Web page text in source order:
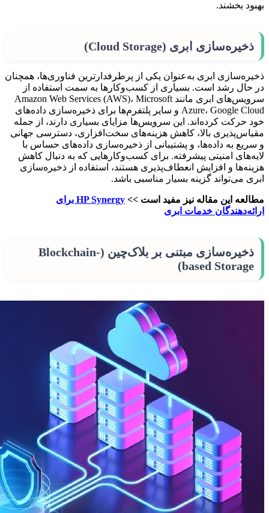
بهبود بخشند.
ذخیره‌سازی ابری (Cloud Storage)
ذخیره‌سازی ابری به‌عنوان یکی از پرطرفدارترین فناوری‌ها، همچنان
در حال رشد است. بسیاری از کسب‌وکارها به سمت استفاده از
سرویس‌های ابری مانند Amazon Web Services (AWS)، Microsoft
Azure، Google Cloud و سایر پلتفرم‌ها برای ذخیره‌سازی داده‌های
خود حرکت کرده‌اند. این سرویس‌ها مزایای بسیاری دارند، از جمله
مقیاس‌پذیری بالا، کاهش هزینه‌های سخت‌افزاری، دسترسی جهانی
و سریع به داده‌ها، و پشتیبانی از ذخیره‌سازی داده‌های حساس با
لایه‌های امنیتی پیشرفته. برای کسب‌وکارهایی که به دنبال کاهش
هزینه‌ها و افزایش انعطاف‌پذیری هستند، استفاده از ذخیره‌سازی
ابری می‌تواند گزینه بسیار مناسبی باشد.
مطالعه این مقاله نیز مفید است >>
HP Synergy برای
ارائه‌دهندگان خدمات ابری
ذخیره‌سازی مبتنی بر بلاک‌چین (Blockchain-
based Storage)